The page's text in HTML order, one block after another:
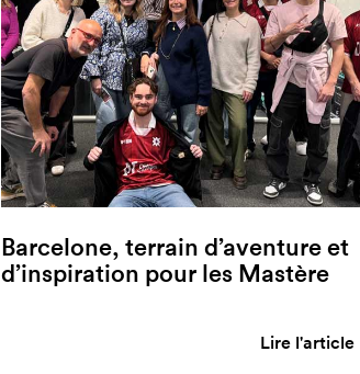
Barcelone, terrain d’aventure et
d’inspiration pour les Mastère
Lire l'article